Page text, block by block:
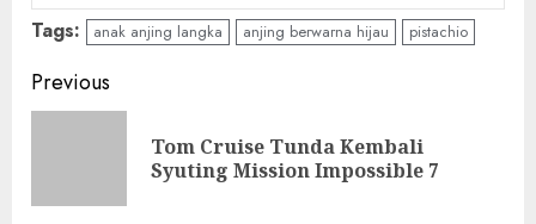
Tags: anak anjing langka anjing berwarna hijau pistachio
Continue
Reading
Previous
Tom Cruise Tunda Kembali
Syuting Mission Impossible 7